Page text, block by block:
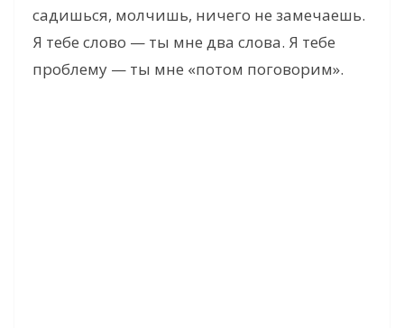
садишься, молчишь, ничего не замечаешь.
Я тебе слово — ты мне два слова. Я тебе
проблему — ты мне «потом поговорим».